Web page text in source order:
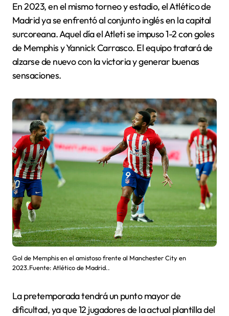
En 2023, en el mismo torneo y estadio, el Atlético de
Madrid ya se enfrentó al conjunto inglés en la capital
surcoreana. Aquel día el Atleti se impuso 1-2 con goles
de Memphis y Yannick Carrasco. El equipo tratará de
alzarse de nuevo con la victoria y generar buenas
sensaciones.
Gol de Memphis en el amistoso frente al Manchester City en
2023.Fuente: Atlético de Madrid..
La pretemporada tendrá un punto mayor de
dificultad, ya que 12 jugadores de la actual plantilla del